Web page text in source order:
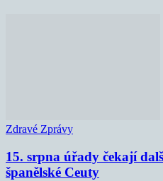
Zdravé Zprávy
15. srpna úřady čekají
španělské Ceuty